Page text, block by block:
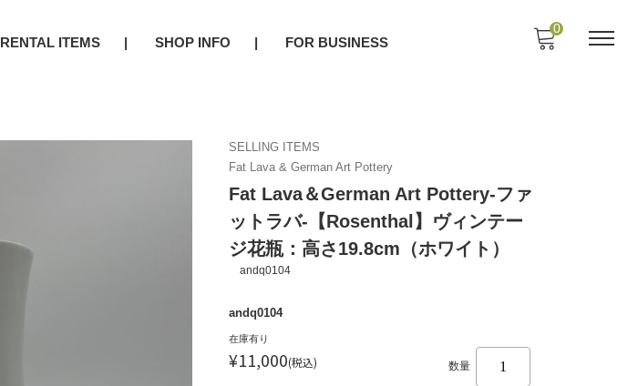
RENTAL ITEMS SHOP INFO FOR BUSINESS
0
SELLING ITEMS
Fat Lava & German Art Pottery
Fat Lava＆German Art Pottery-ファ
ットラバ-【Rosenthal】ヴィンテー
ジ花瓶：高さ19.8cm（ホワイト）
andq0104
andq0104
在庫有り
¥11,000(税込) 数量